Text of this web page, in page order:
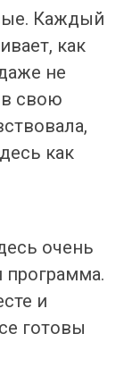
Каждый
как
не
свою
как
очень
программа.
и
готовы